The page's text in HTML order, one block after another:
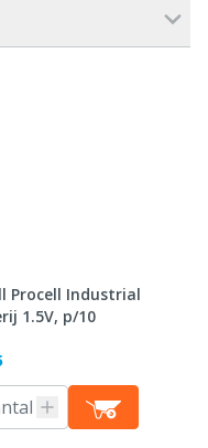
Procell Industrial
1.5V, p/10